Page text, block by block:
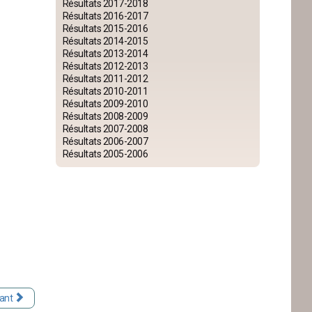
Résultats 2017-2018
Résultats 2016-2017
Résultats 2015-2016
Résultats 2014-2015
Résultats 2013-2014
Résultats 2012-2013
Résultats 2011-2012
Résultats 2010-2011
Résultats 2009-2010
Résultats 2008-2009
Résultats 2007-2008
Résultats 2006-2007
Résultats 2005-2006